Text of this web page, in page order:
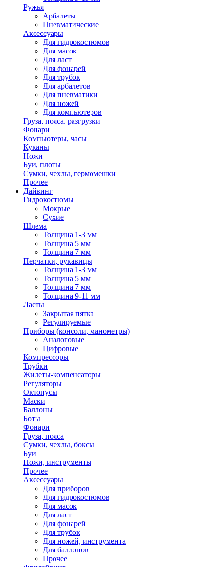
Ружья
Арбалеты
Пневматические
Аксессуары
Для гидрокостюмов
Для масок
Для ласт
Для фонарей
Для трубок
Для арбалетов
Для пневматики
Для ножей
Для компьютеров
Груза, пояса, разгрузки
Фонари
Компьютеры, часы
Куканы
Ножи
Буи, плоты
Сумки, чехлы, гермомешки
Прочее
Дайвинг
Гидрокостюмы
Мокрые
Сухие
Шлема
Толщина 1-3 мм
Толщина 5 мм
Толщина 7 мм
Перчатки, рукавицы
Толщина 1-3 мм
Толщина 5 мм
Толщина 7 мм
Толщина 9-11 мм
Ласты
Закрытая пятка
Регулируемые
Приборы (консоли, манометры)
Аналоговые
Цифровые
Компрессоры
Трубки
Жилеты-компенсаторы
Регуляторы
Октопусы
Маски
Баллоны
Боты
Фонари
Груза, пояса
Сумки, чехлы, боксы
Буи
Ножи, инструменты
Прочее
Аксессуары
Для приборов
Для гидрокостюмов
Для масок
Для ласт
Для фонарей
Для трубок
Для ножей, инструмента
Для баллонов
Прочее